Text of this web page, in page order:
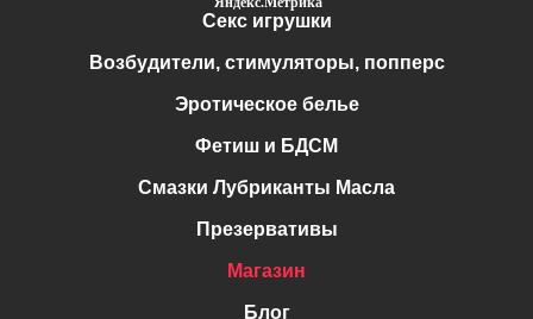
Секс игрушки
Возбудители, стимуляторы, попперс
Эротическое белье
Фетиш и БДСМ
Смазки Лубриканты Масла
Презервативы
Магазин
Блог